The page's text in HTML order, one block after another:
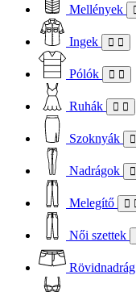
Mellények
Ingek
Pólók
Ruhák
Szoknyák
Nadrágok
Melegítő
Női szettek
Rövidnadrág